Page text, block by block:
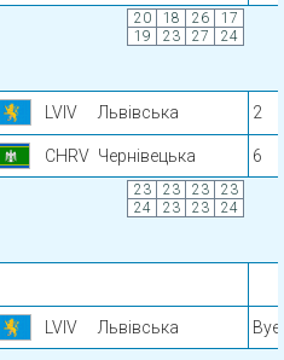
20 18 26
17
19
23 27 24
LVIV Львівська 2
CHRV Чернівецька 6
23 23 23
23
24
23 23 24
LVIV Львівська Bye